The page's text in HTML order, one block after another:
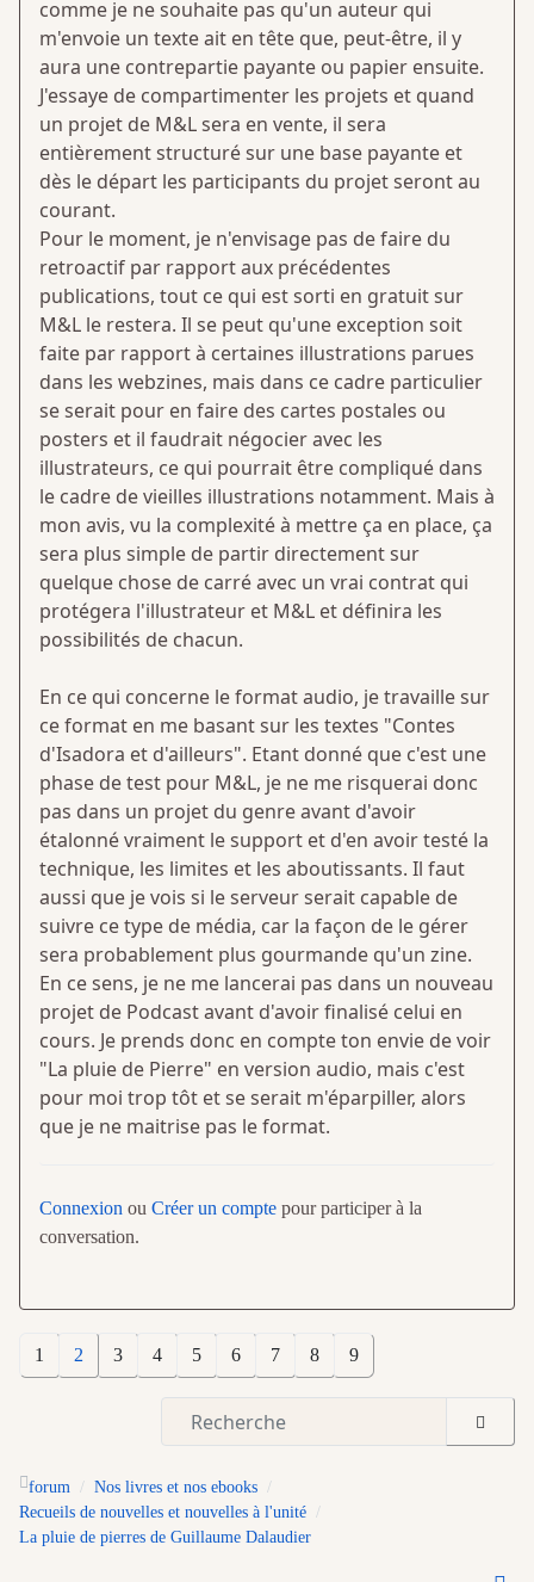
comme je ne souhaite pas qu'un auteur qui
m'envoie un texte ait en tête que, peut-être, il y
aura une contrepartie payante ou papier ensuite.
J'essaye de compartimenter les projets et quand
un projet de M&L sera en vente, il sera
entièrement structuré sur une base payante et
dès le départ les participants du projet seront au
courant.
Pour le moment, je n'envisage pas de faire du
retroactif par rapport aux précédentes
publications, tout ce qui est sorti en gratuit sur
M&L le restera. Il se peut qu'une exception soit
faite par rapport à certaines illustrations parues
dans les webzines, mais dans ce cadre particulier
se serait pour en faire des cartes postales ou
posters et il faudrait négocier avec les
illustrateurs, ce qui pourrait être compliqué dans
le cadre de vieilles illustrations notamment. Mais à
mon avis, vu la complexité à mettre ça en place, ça
sera plus simple de partir directement sur
quelque chose de carré avec un vrai contrat qui
protégera l'illustrateur et M&L et définira les
possibilités de chacun.
En ce qui concerne le format audio, je travaille sur
ce format en me basant sur les textes "Contes
d'Isadora et d'ailleurs". Etant donné que c'est une
phase de test pour M&L, je ne me risquerai donc
pas dans un projet du genre avant d'avoir
étalonné vraiment le support et d'en avoir testé la
technique, les limites et les aboutissants. Il faut
aussi que je vois si le serveur serait capable de
suivre ce type de média, car la façon de le gérer
sera probablement plus gourmande qu'un zine.
En ce sens, je ne me lancerai pas dans un nouveau
projet de Podcast avant d'avoir finalisé celui en
cours. Je prends donc en compte ton envie de voir
"La pluie de Pierre" en version audio, mais c'est
pour moi trop tôt et se serait m'éparpiller, alors
que je ne maitrise pas le format.
Connexion ou Créer un compte pour participer à la
conversation.
1 2 3 4 5 6 7 8 9
forum
Nos livres et nos ebooks
Recueils de nouvelles et nouvelles à l'unité
La pluie de pierres de Guillaume Dalaudier